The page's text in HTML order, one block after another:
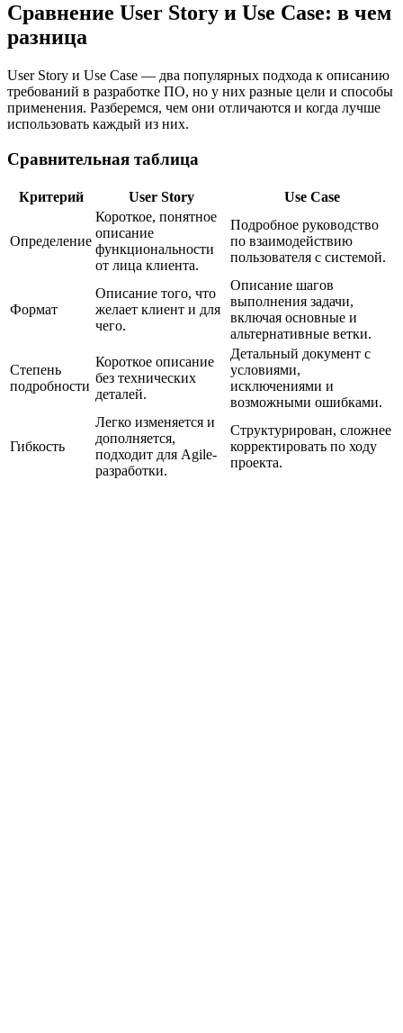
Сравнение User Story и Use Case: в чем
разница
User Story и Use Case — два популярных подхода к описанию
требований в разработке ПО, но у них разные цели и способы
применения. Разберемся, чем они отличаются и когда лучше
использовать каждый из них.
Сравнительная таблица
Критерий User Story Use Case
Определение
Короткое, понятное
описание
функциональности
от лица клиента.
Подробное руководство
по взаимодействию
пользователя с системой.
Формат
Описание того, что
желает клиент и для
чего.
Описание шагов
выполнения задачи,
включая основные и
альтернативные ветки.
Степень
подробности
Короткое описание
без технических
деталей.
Детальный документ с
условиями,
исключениями и
возможными ошибками.
Гибкость
Легко изменяется и
дополняется,
подходит для Agile-
разработки.
Структурирован, сложнее
корректировать по ходу
проекта.